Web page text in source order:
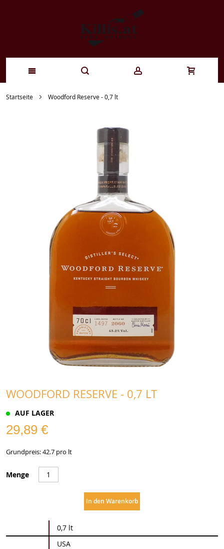
Zum
Startseite Woodford Reserve - 0,7 lt
WOODFORD RESERVE - 0,7 LT
AUF LAGER
29,89 €
Grundpreis: 42.7 pro lt
Menge
In den Warenkorb
Informationen
0,7 lt
USA